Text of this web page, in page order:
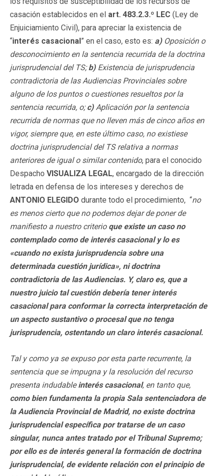
casación establecidos en el art. 483.2.3.º LEC (Ley de
Enjuiciamiento Civil), para apreciar la existencia de
“interés casacional” en el caso, esto es: a) Oposición o
desconocimiento en la sentencia recurrida de la doctrina
jurisprudencial del TS;b) Existencia de jurisprudencia
contradictoria de las Audiencias Provinciales sobre
alguno de los puntos o cuestiones resueltos por la
sentencia recurrida, o;c) Aplicación por la sentencia
recurrida de normas que no lleven más de cinco años en
vigor, siempre que, en este último caso, no existiese
doctrina jurisprudencial del TS relativa a normas
anteriores de igual o similar contenido, para el conocido
Despacho VISUALIZA LEGAL, encargado de la dirección
letrada en defensa de los intereses y derechos de
ANTONIO ELEGIDO durante todo el procedimiento, “no
es menos cierto que no podemos dejar de poner de
manifiesto a nuestro criterio que existe un caso no
contemplado como de interés casacional y lo es
«cuando no exista jurisprudencia sobre una
determinada cuestión jurídica», ni doctrina
contradictoria de las Audiencias. Y, claro es, que a
nuestro juicio tal cuestión debería tener interés
casacional para conformar la correcta interpretación de
un aspecto sustantivo o procesal que no tenga
jurisprudencia, ostentando un claro interés casacional.
Tal y como ya se expuso por esta parte recurrente, la
sentencia que se impugna y la resolución del recurso
presenta indudableinterés casacional, en tanto que,
como bien fundamenta la propia Sala sentenciadora de
la Audiencia Provincial de Madrid, no existe doctrina
jurisprudencial específica por tratarse de un caso
singular, nunca antes tratado por el Tribunal Supremo;
por ello es de interés general la formación de doctrina
jurisprudencial, de evidente relación con el principio de